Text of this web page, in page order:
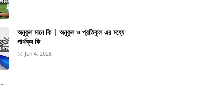
অনুকূল মানে কি | অনুকূল ও প্রতিকূল এর মধ্যে
পার্থক্য কি
Jun 4, 2026